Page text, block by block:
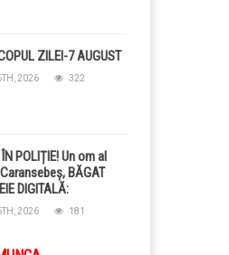
ZILEI-7 AUGUST
2026 322
POLIȚIE! Un om al
BĂGAT
DIGITALĂ:
i-au pus BRĂȚARĂ
la picior!
2026 181